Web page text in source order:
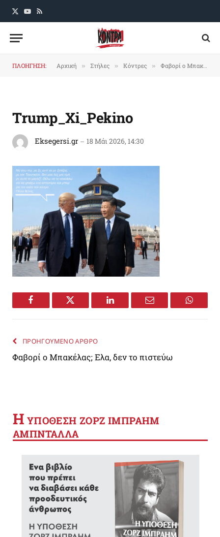
X
YouTube
RSS
ΠΛΟΗΓΗΣΗ: Αρχική » Στήλες » Κόντρες » Φαβορί ο Μπακέλας; Ελα, δεν το πιστεύω
Trump_Xi_Pekino
Eksegersi.gr 18 Μάι 2026, 14:30
Facebook Twitter LinkedIn Email
ΠΡΟΗΓΟΥΜΕΝΟ ΑΡΘΡΟ
Φαβορί ο Μπακέλας; Ελα, δεν το πιστεύω
Η YΠΟΘΕΣΗ ΖΟΡΖ ΙΜΠΡΑΗΜ
ΑΜΠΝΤΑΛΛΑ